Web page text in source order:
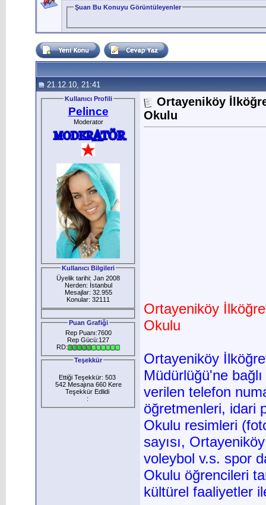
Şuan Bu Konuyu Görüntüleyenler
21.12.10, 21:41
Kullanıcı Profili
Pelince
Moderator
Kullanıcı Bilgileri
Üyelik tarihi: Jan 2008
Nerden: İstanbul
Mesajlar: 32.955
Konular: 32111
Puan Grafiği
Rep Puanı:7600
Rep Gücü:127
RD:
Teşekkür
Ettiği Teşekkür: 503
542 Mesajına 660 Kere
Teşekkür Edlidi
:
Ortayeniköy
Okulu
Ortayeniköy
Okulu
Ortayeniköy
Müdürlüğü'ne
verilen telefon
öğretmenleri, idari
Okulu resimleri
sayısı,
voleybol v.s. spor
Okulu öğrencileri
kültürel faaliyetler